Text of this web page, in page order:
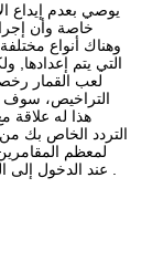
يوصي بعدم إيداع
خاصة وأن
وهناك أنواع
التي يتم
لعب القمار
التراخيص، سوف
التردد الخاص بك
لمعظم